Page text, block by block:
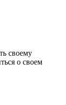
своему
о своем